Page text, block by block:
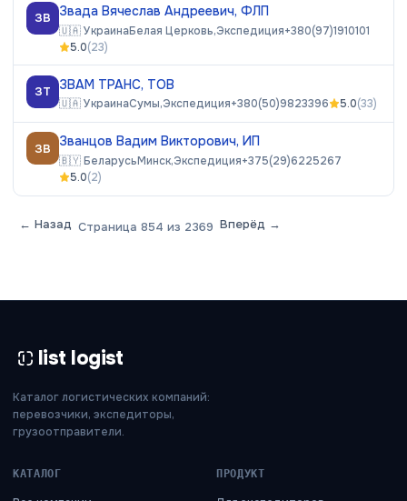
ЗВ Звада Вячеслав Андреевич, ФЛП
🇺🇦УкраинаБелая Церковь,Экспедиция+380(97)1910101
5.0(23)
ЗТ ЗВАМ ТРАНС, ТОВ
🇺🇦УкраинаСумы,Экспедиция+380(50)9823396 5.0(33)
ЗВ Званцов Вадим Викторович, ИП
🇧🇾БеларусьМинск,Экспедиция+375(29)6225267
5.0(2)
← Назад Страница 854 из 2369 Вперёд →
list logist
Каталог логистических компаний:
перевозчики, экспедиторы,
грузоотправители.
КАТАЛОГ ПРОДУКТ